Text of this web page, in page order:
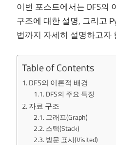
이번 포스트에서는 DFS의
구조에 대한 설명, 그리고
법까지 자세히 설명하고자
Table of Contents
DFS의 이론적 배경
DFS의 주요 특징
자료 구조
그래프(Graph)
스택(Stack)
방문 표시(Visited)